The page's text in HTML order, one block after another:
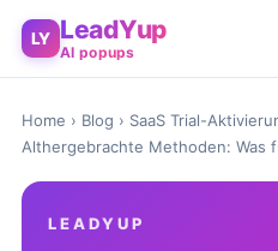
LY LeadYup
AI popups
Home › Blog › SaaS Trial-
Althergebrachte Methoden: Was
LEADYUP